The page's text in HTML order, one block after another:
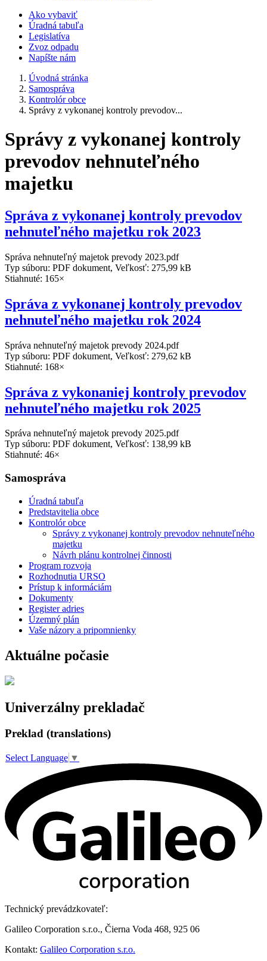
Ako vybaviť
Úradná tabuľa
Legislatíva
Zvoz odpadu
Napíšte nám
Úvodná stránka
Samospráva
Kontrolór obce
Správy z vykonanej kontroly prevodov...
Správy z vykonanej kontroly
prevodov nehnuteľného
majetku
Správa z vykonanej kontroly prevodov
nehnuteľného majetku rok 2023
Správa nehnuteľný majetok prevody 2023.pdf
Typ súboru: PDF dokument, Veľkosť: 275,99 kB
Stiahnuté: 165×
Správa z vykonanej kontroly prevodov
nehnuteľného majetku rok 2024
Správa nehnuteľný majetok prevody 2024.pdf
Typ súboru: PDF dokument, Veľkosť: 279,62 kB
Stiahnuté: 168×
Správa z vykonaniej kontroly prevodov
nehnuteľného majetku rok 2025
Správa nehnuteľný majetok prevody 2025.pdf
Typ súboru: PDF dokument, Veľkosť: 138,99 kB
Stiahnuté: 46×
Samospráva
Úradná tabuľa
Predstavitelia obce
Kontrolór obce
Správy z vykonanej kontroly prevodov nehnuteľného
majetku
Návrh plánu kontrolnej činnosti
Program rozvoja
Rozhodnutia URSO
Prístup k informáciám
Dokumenty
Register adries
Územný plán
Vaše názory a pripomnienky
Aktuálne počasie
Univerzálny prekladač
Preklad (translations)
Select Language ▼
Technický prevádzkovateľ:
Galileo Corporation s.r.o., Čierna Voda 468, 925 06
Kontakt: Galileo Corporation s.r.o.